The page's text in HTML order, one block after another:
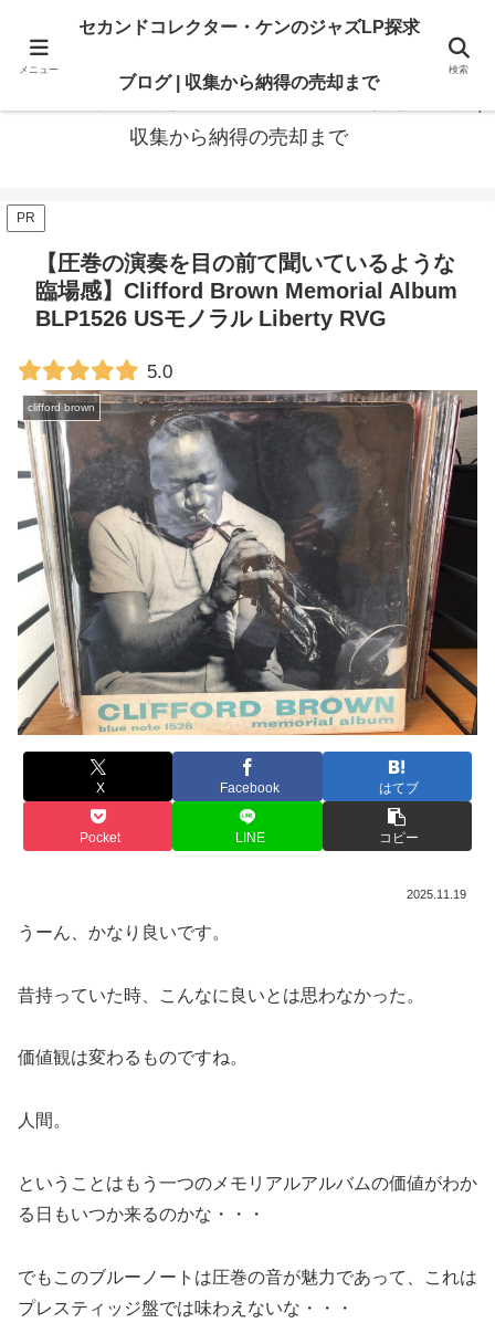
最高の“一枚”は、いつも知識の先にある。オリジナル盤も、賢いセカンド盤
収集から納得の売却まで
PR
【圧巻の演奏を目の前て聞いているような
臨場感】Clifford Brown Memorial Album
BLP1526 USモノラル Liberty RVG
5.0
clifford brown
X Facebook はてブ
Pocket LINE コピー
2025.11.19
うーん、かなり良いです。
昔持っていた時、こんなに良いとは思わなかった。
価値観は変わるものですね。
人間。
ということはもう一つのメモリアルアルバムの価値がわか
る日もいつか来るのかな・・・
でもこのブルーノートは圧巻の音が魅力であって、これは
プレスティッジ盤では味わえないな・・・
メニュー
セカンドコレクター・ケンのジャズLP探求
ブログ | 収集から納得の売却まで
検索